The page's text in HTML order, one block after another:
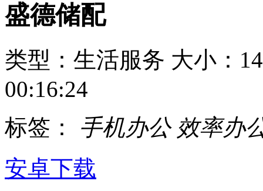
盛德储配
类型：生活服务 大小：
00:16:24
标签： 手机办公 效率办
安卓下载